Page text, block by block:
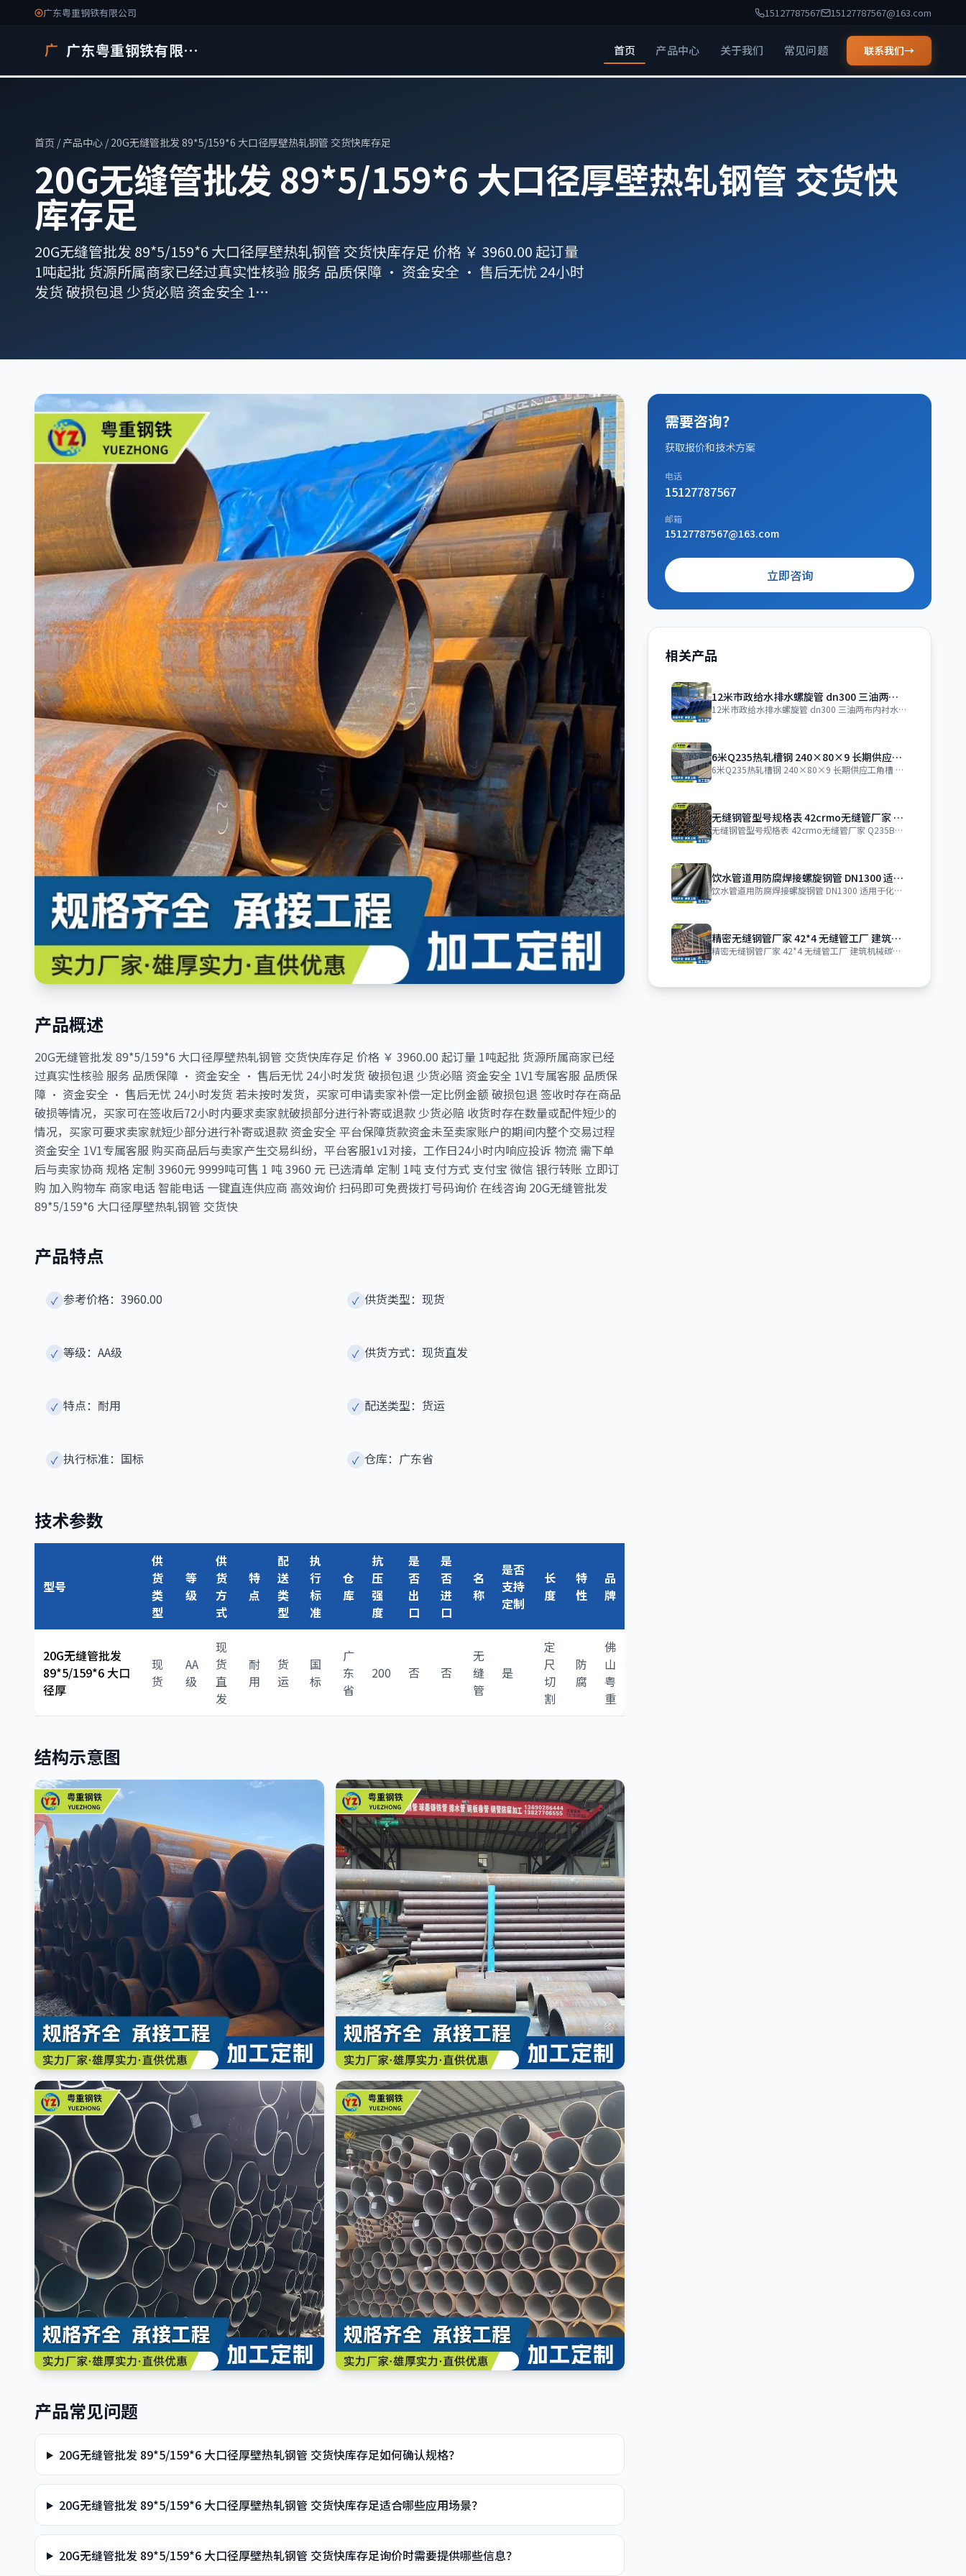
广东粤重钢铁有限公司 15127787567 15127787567@163.com
广 广东粤重钢铁有限公司 首页 产品中心 关于我们 常见问题 联系我们→
首页 / 产品中心 / 20G无缝管批发 89*5/159*6 大口径厚壁热轧钢管 交货快库存足
20G无缝管批发 89*5/159*6 大口径厚壁热轧钢管 交货快
库存足
20G无缝管批发 89*5/159*6 大口径厚壁热轧钢管 交货快库存足 价格 ￥ 3960.00 起订量
1吨起批 货源所属商家已经过真实性核验 服务 品质保障 · 资金安全 · 售后无忧 24小时
发货 破损包退 少货必赔 资金安全 1…
产品概述
20G无缝管批发 89*5/159*6 大口径厚壁热轧钢管 交货快库存足 价格 ￥ 3960.00 起订量 1吨起批 货源所属商家已经
过真实性核验 服务 品质保障 · 资金安全 · 售后无忧 24小时发货 破损包退 少货必赔 资金安全 1V1专属客服 品质保
障 · 资金安全 · 售后无忧 24小时发货 若未按时发货，买家可申请卖家补偿一定比例金额 破损包退 签收时存在商品
破损等情况，买家可在签收后72小时内要求卖家就破损部分进行补寄或退款 少货必赔 收货时存在数量或配件短少的
情况，买家可要求卖家就短少部分进行补寄或退款 资金安全 平台保障货款资金未至卖家账户的期间内整个交易过程
资金安全 1V1专属客服 购买商品后与卖家产生交易纠纷，平台客服1v1对接，工作日24小时内响应投诉 物流 需下单
后与卖家协商 规格 定制 3960元 9999吨可售 1 吨 3960 元 已选清单 定制 1吨 支付方式 支付宝 微信 银行转账 立即订
购 加入购物车 商家电话 智能电话 一键直连供应商 高效询价 扫码即可免费拨打号码询价 在线咨询 20G无缝管批发
89*5/159*6 大口径厚壁热轧钢管 交货快
产品特点
✓ 参考价格：3960.00 ✓ 供货类型：现货
✓ 等级：AA级 ✓ 供货方式：现货直发
✓ 特点：耐用 ✓ 配送类型：货运
✓ 执行标准：国标 ✓ 仓库：广东省
技术参数
型号
供
货
类
型
等
级
供
货
方
式
特
点
配
送
类
型
执
行
标
准
仓
库
抗
压
强
度
是
否
出
口
是
否
进
口
名
称
是否
支持
定制
长
度
特
性
品
牌
20G无缝管批发
89*5/159*6 大口
径厚
现
货
AA
级
现
货
直
发
耐
用
货
运
国
标
广
东
省
200 否 否
无
缝
管
是
定
尺
切
割
防
腐
佛
山
粤
重
结构示意图
产品常见问题
20G无缝管批发 89*5/159*6 大口径厚壁热轧钢管 交货快库存足如何确认规格？
20G无缝管批发 89*5/159*6 大口径厚壁热轧钢管 交货快库存足适合哪些应用场景？
20G无缝管批发 89*5/159*6 大口径厚壁热轧钢管 交货快库存足询价时需要提供哪些信息？
需要咨询？
获取报价和技术方案
电话
15127787567
邮箱
15127787567@163.com
立即咨询
相关产品
12米市政给水排水螺旋管 dn300 三油两布内衬水泥防腐螺旋钢管 DN600
12米市政给水排水螺旋管 dn300 三油两布内衬水泥防腐螺旋钢管 DN600
6米Q235热轧槽钢 240×80×9 长期供应工角槽 码头支撑 交货迅速
6米Q235热轧槽钢 240×80×9 长期供应工角槽 码头支撑 交货迅速 价格
无缝钢管型号规格表 42crmo无缝管厂家 Q235B材质精轧钢铁 粤重钢铁
无缝钢管型号规格表 42crmo无缝管厂家 Q235B材质精轧钢铁 粤重钢铁 价
饮水管道用防腐焊接螺旋钢管 DN1300 适用于化学品管 耐腐蚀
饮水管道用防腐焊接螺旋钢管 DN1300 适用于化学品管 耐腐蚀 价格 ￥ 37
精密无缝钢管厂家 42*4 无缝管工厂 建筑机械碳素钢钢管 现货 粤重钢铁
精密无缝钢管厂家 42*4 无缝管工厂 建筑机械碳素钢钢管 现货 粤重钢铁 价格